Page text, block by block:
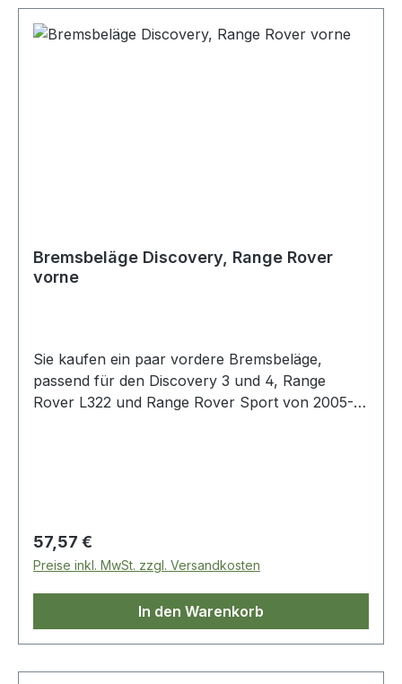
Bremsbeläge Discovery, Range Rover
vorne
Sie kaufen ein paar vordere Bremsbeläge,
passend für den Discovery 3 und 4, Range
Rover L322 und Range Rover Sport von 2005-
Regulärer Preis:
57,57 €
Preise inkl. MwSt. zzgl. Versandkosten
In den Warenkorb